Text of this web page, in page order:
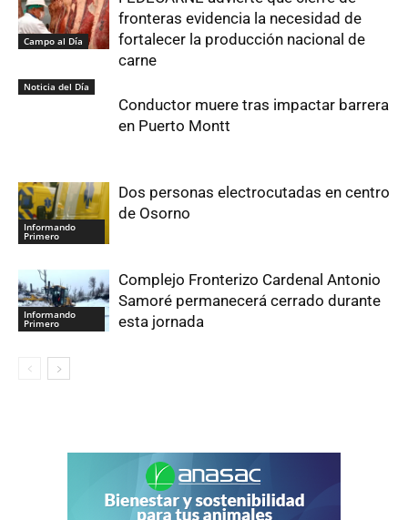
Campo al Día
fronteras evidencia la necesidad de
fortalecer la producción nacional de
carne
Noticia del Día
Conductor muere tras impactar barrera
en Puerto Montt
Informando
Primero
Dos personas electrocutadas en centro
de Osorno
Informando
Primero
Complejo Fronterizo Cardenal Antonio
Samoré permanecerá cerrado durante
esta jornada